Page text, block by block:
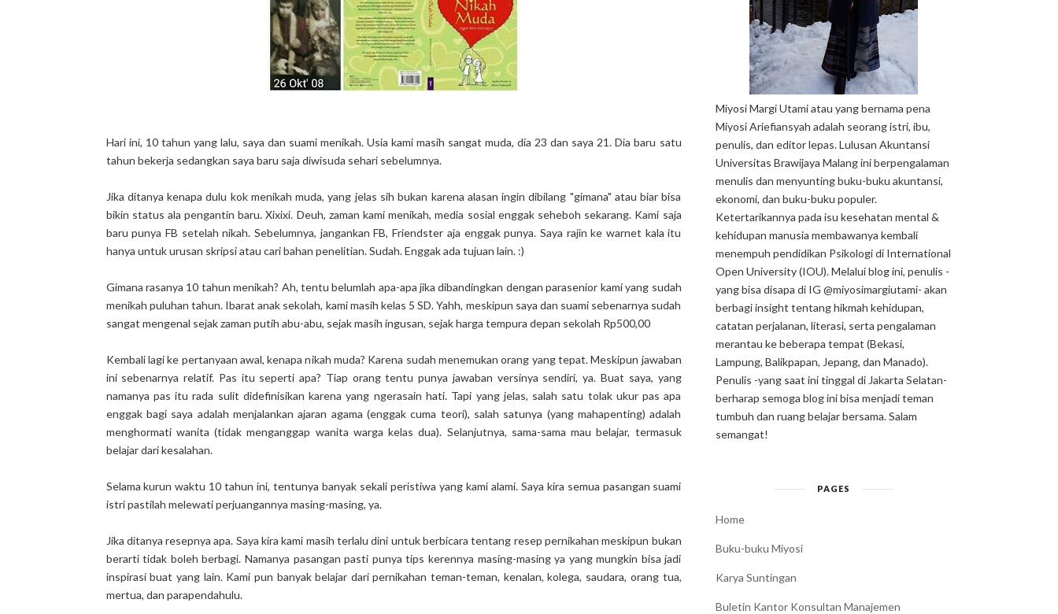
Hari ini, 10 tahun yang lalu, saya dan suami menikah. Usia kami masih sangat muda, dia 23 dan saya 21. Dia baru satu
tahun bekerja sedangkan saya baru saja diwisuda sehari sebelumnya.
Jika ditanya kenapa dulu kok menikah muda, yang jelas sih bukan karena alasan ingin dibilang "gimana" atau biar bisa
bikin status ala pengantin baru. Xixixi. Deuh, zaman kami menikah, media sosial enggak seheboh sekarang. Kami saja
baru punya FB setelah nikah. Sebelumnya, jangankan FB, Friendster aja enggak punya. Saya rajin ke warnet kala itu
hanya untuk urusan skripsi atau cari bahan penelitian. Sudah. Enggak ada tujuan lain. :)
Gimana rasanya 10 tahun menikah? Ah, tentu belumlah apa-apa jika dibandingkan dengan parasenior kami yang sudah
menikah puluhan tahun. Ibarat anak sekolah, kami masih kelas 5 SD. Yahh, meskipun saya dan suami sebenarnya sudah
sangat mengenal sejak zaman putih abu-abu, sejak masih ingusan, sejak harga tempura depan sekolah Rp500,00
Kembali lagi ke pertanyaan awal, kenapa nikah muda? Karena sudah menemukan orang yang tepat. Meskipun jawaban
ini sebenarnya relatif. Pas itu seperti apa? Tiap orang tentu punya jawaban versinya sendiri, ya. Buat saya, yang
namanya pas itu rada sulit didefinisikan karena yang ngerasain hati. Tapi yang jelas, salah satu tolak ukur pas apa
enggak bagi saya adalah menjalankan ajaran agama (enggak cuma teori), salah satunya (yang mahapenting) adalah
menghormati wanita (tidak menganggap wanita warga kelas dua). Selanjutnya, sama-sama mau belajar, termasuk
belajar dari kesalahan.
Selama kurun waktu 10 tahun ini, tentunya banyak sekali peristiwa yang kami alami. Saya kira semua pasangan suami
istri pastilah melewati perjuangannya masing-masing, ya.
Jika ditanya resepnya apa. Saya kira kami masih terlalu dini untuk berbicara tentang resep pernikahan meskipun bukan
berarti tidak boleh berbagi. Namanya pasangan pasti punya tips kerennya masing-masing ya yang mungkin bisa jadi
inspirasi buat yang lain. Kami pun banyak belajar dari pernikahan teman-teman, kenalan, kolega, saudara, orang tua,
mertua, dan parapendahulu.
Miyosi Margi Utami atau yang bernama pena
Miyosi Ariefiansyah adalah seorang istri, ibu,
penulis, dan editor lepas. Lulusan Akuntansi
Universitas Brawijaya Malang ini berpengalaman
menulis dan menyunting buku-buku akuntansi,
ekonomi, dan buku-buku populer.
Ketertarikannya pada isu kesehatan mental &
kehidupan manusia membawanya kembali
menempuh pendidikan Psikologi di International
Open University (IOU). Melalui blog ini, penulis -
yang bisa disapa di IG @miyosimargiutami- akan
berbagi insight tentang hikmah kehidupan,
catatan perjalanan, literasi, serta pengalaman
merantau ke beberapa tempat (Bekasi,
Lampung, Balikpapan, Jepang, dan Manado).
Penulis -yang saat ini tinggal di Jakarta Selatan-
berharap semoga blog ini bisa menjadi teman
tumbuh dan ruang belajar bersama. Salam
semangat!
PAGES
Home
Buku-buku Miyosi
Karya Suntingan
Buletin Kantor Konsultan Manajemen